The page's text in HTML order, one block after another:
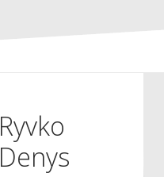
Ryvko
Denys